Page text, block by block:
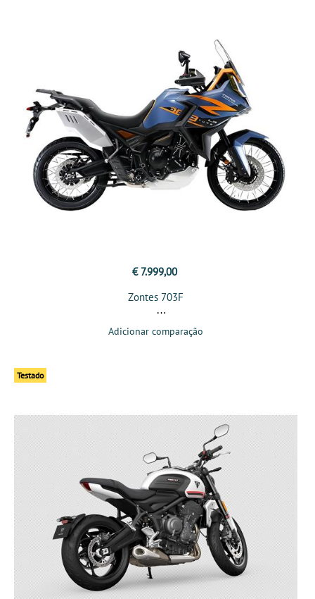
€ 7.999,00
Zontes 703F
Adicionar comparação
Testado